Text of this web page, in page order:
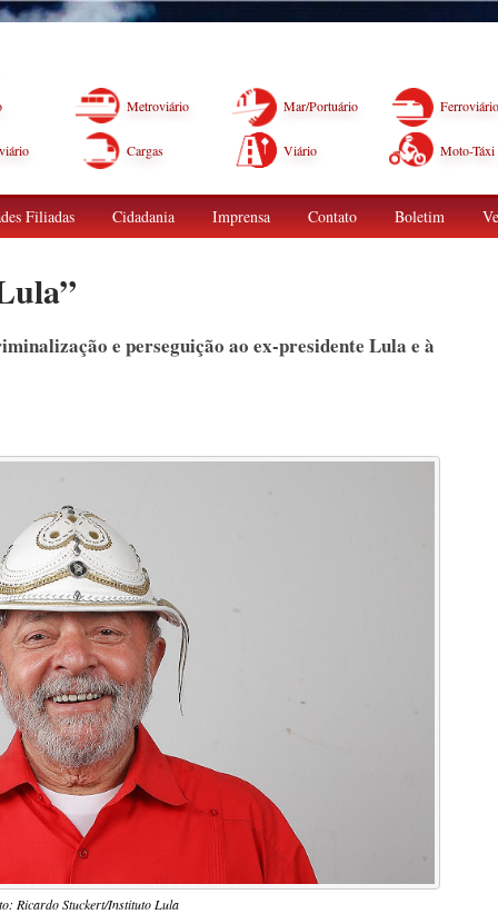
Metroviário Mar/Portuário Ferroviário
Cargas Viário Moto-Táxi
Filiadas Cidadania Imprensa Contato Boletim
e perseguição ao ex-presidente Lula e à
Ricardo Stuckert/Instituto Lula